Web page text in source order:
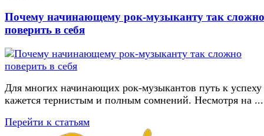
Почему начинающему рок-музыканту так сложно
поверить в себя
Для многих начинающих рок-музыкантов путь к успеху
кажется тернистым и полным сомнений. Несмотря на ...
Перейти к статьям